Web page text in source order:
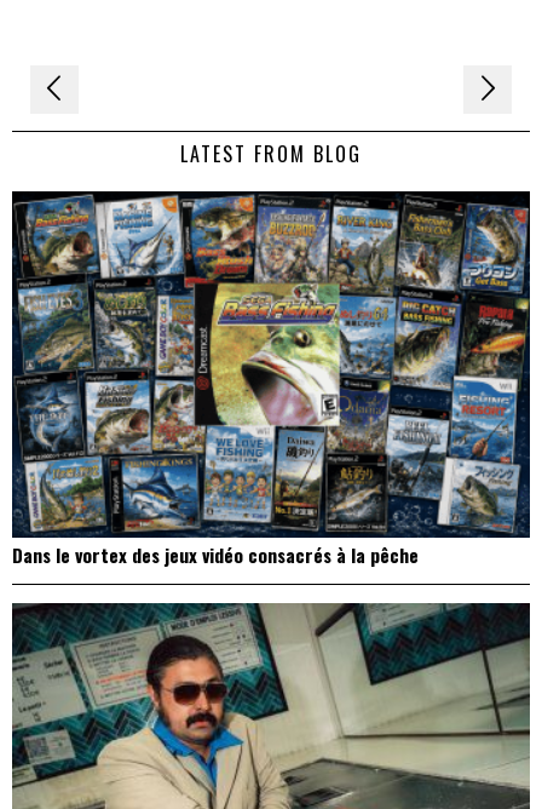
Navigation
de LATEST FROM BLOG
Dans le vortex des jeux vidéo consacrés à la pêche